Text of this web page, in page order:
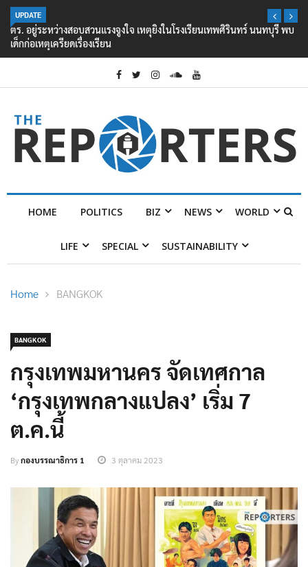
UPDATE
ตร. อยู่ระหว่างสอบสวนแรงจูงใจ เหตุยิงในโรงเรียนเทพศิรินทร์ นนทบุรี พบ
เด็กก่อเหตุเครียดเรื่องเรียน
HOME POLITICS BIZ NEWS WORLD
LIFE SPECIAL SUSTAINABILITY
Home BANGKOK
BANGKOK
กรุงเทพมหานคร จัดเทศกาล
‘กรุงเทพกลางแปลง’ เริ่ม 7
ต.ค.นี้
Byกองบรรณาธิการ 1 3 ตุลาคม 2023